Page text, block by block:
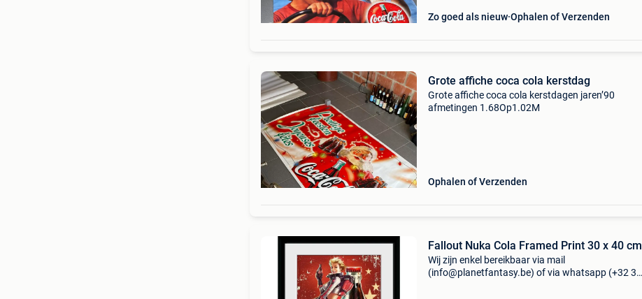
Zo goed als nieuw Ophalen of Verzenden
Grote affiche coca cola kerstdag
Grote affiche coca cola kerstdagen jaren’90
afmetingen 1.68Op1.02M
Ophalen of Verzenden
Fallout Nuka Cola Framed Print 30 x 40 cm
Wij zijn enkel bereikbaar via mail
(info@planetfantasy.be) of via whatsapp (+32 3